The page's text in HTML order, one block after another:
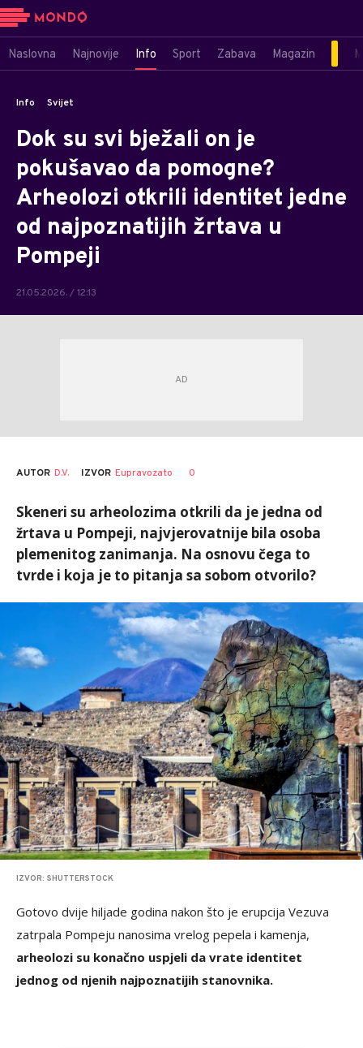
Naslovna Najnovije Info Sport Zabava Magazin
Info Svijet
Dok su svi bježali on je
pokušavao da pomogne?
Arheolozi otkrili identitet jedne
od najpoznatijih žrtava u
Pompeji
21.05.2026. / 12:13
AUTOR D.V. IZVOR Eupravozato 0
Skeneri su arheolozima otkrili da je jedna od
žrtava u Pompeji, najvjerovatnije bila osoba
plemenitog zanimanja. Na osnovu čega to
tvrde i koja je to pitanja sa sobom otvorilo?
IZVOR: SHUTTERSTOCK
Gotovo dvije hiljade godina nakon što je erupcija Vezuva
zatrpala Pompeju nanosima vrelog pepela i kamenja,
arheolozi su konačno uspjeli da vrate identitet
jednog od njenih najpoznatijih stanovnika.